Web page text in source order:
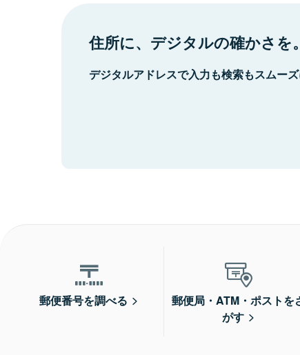
住所に、デジタルの確かさを。
デジタルアドレスで入力も検索もスムーズ
郵便番号を調べる
郵便局・ATM・ポストを
がす